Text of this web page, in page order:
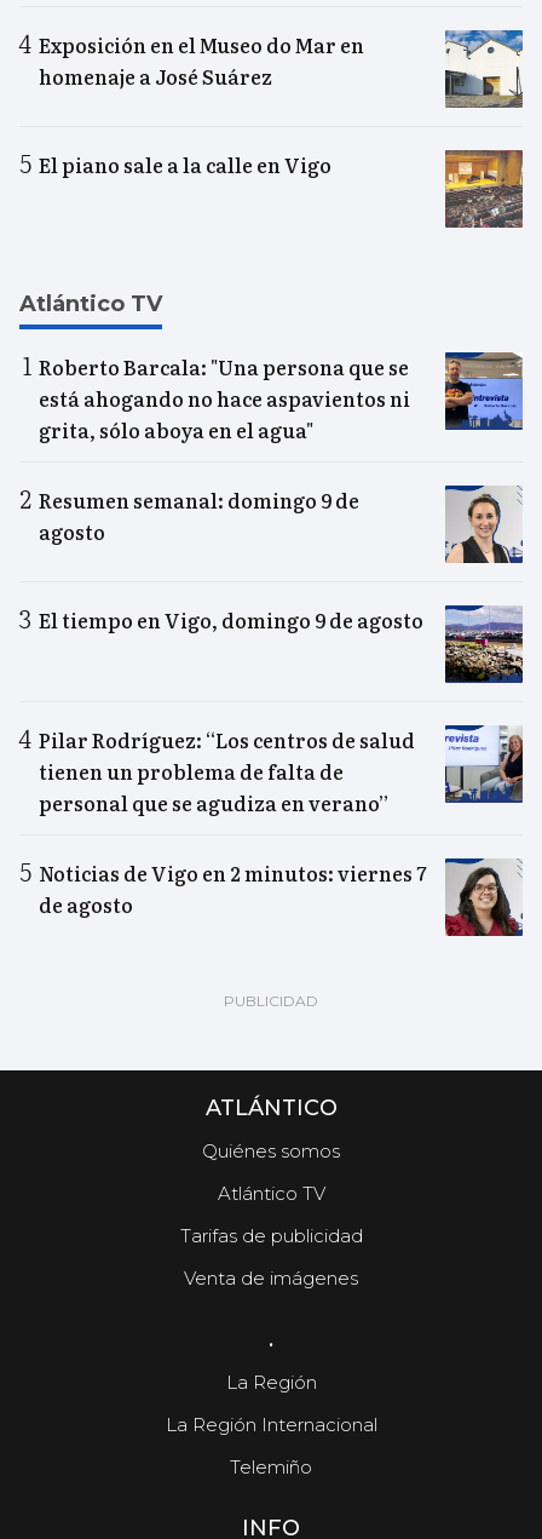
Exposición en el Museo do Mar en
homenaje a José Suárez
El piano sale a la calle en Vigo
Atlántico TV
Roberto Barcala: "Una persona que se
está ahogando no hace aspavientos ni
grita, sólo aboya en el agua"
Resumen semanal: domingo 9 de
agosto
El tiempo en Vigo, domingo 9 de agosto
Pilar Rodríguez: “Los centros de salud
tienen un problema de falta de
personal que se agudiza en verano”
Noticias de Vigo en 2 minutos: viernes 7
de agosto
ATLÁNTICO
Quiénes somos
Atlántico TV
Tarifas de publicidad
Venta de imágenes
.
La Región
La Región Internacional
Telemiño
INFO